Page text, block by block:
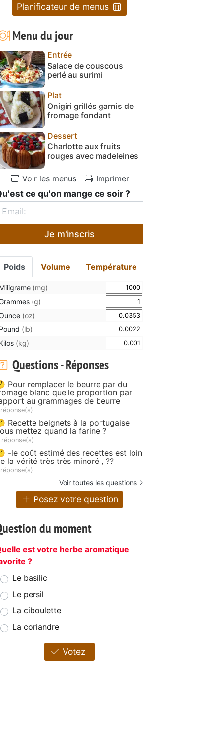
Planificateur de menus
Menu du jour
Entrée
Salade de couscous
perlé au surimi
Plat
Onigiri grillés garnis de
fromage fondant
Dessert
Charlotte aux fruits
rouges avec madeleines
Voir les menus Imprimer
ce qu'on mange ce soir ?
Je m'inscris
Poids Volume Température
Miligrame (mg)
(g)
(oz)
Pound (lb)
Kilos (kg)
Questions - Réponses
Pour remplacer le beurre par du
blanc quelle proportion par
au grammages de beurre
réponse(s)
Recette beignets à la portugaise
mettez quand la farine ?
réponse(s)
-le coût estimé des recettes est loin
la vérité très très minoré , ??
réponse(s)
Voir toutes les questions
Posez votre question
du moment
est votre herbe aromatique
?
Le basilic
Le persil
La ciboulette
La coriandre
Votez